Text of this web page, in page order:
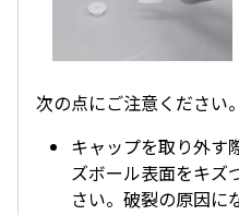
次の点にご注意ください。
キャップを取り外す
ズボール表面をキズ
さい。破裂の原因に